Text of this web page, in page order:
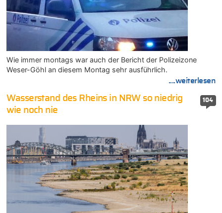
Wie immer montags war auch der Bericht der Polizeizone
Weser-Göhl an diesem Montag sehr ausführlich.
....weiterlesen
104
Wasserstand des Rheins in NRW so niedrig
wie noch nie